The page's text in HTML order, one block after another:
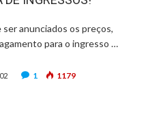
ser anunciados os preços,
para o ingresso …
1 1179